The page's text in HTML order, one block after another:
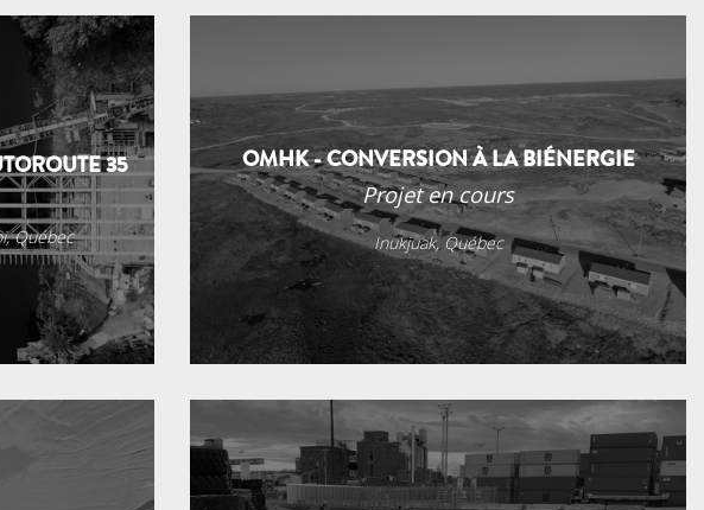
35
Québec
OMHK - CONVERSION À LA BIÉNERGIE
Projet en cours
Inukjuak, Québec